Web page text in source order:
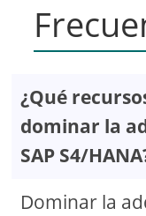
¿Qué
dominar la
SAP S4/
Dominar la